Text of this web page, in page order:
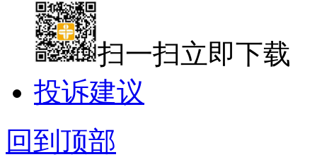
扫一扫立即下载
投诉建议
回到顶部